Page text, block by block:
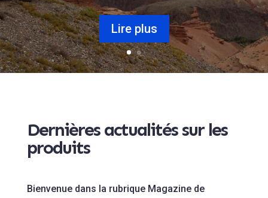
Lire plus
Dernières actualités sur les
produits
Bienvenue dans la rubrique Magazine de